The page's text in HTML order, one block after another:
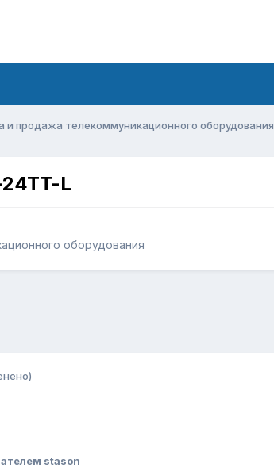
и продажа телекоммуникационного оборудования
L
оборудования
stason